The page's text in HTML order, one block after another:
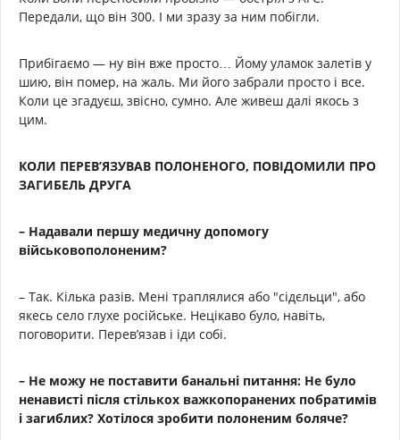
Передали, що він 300. І ми зразу за ним побігли.
Прибігаємо — ну він вже просто… Йому уламок залетів у
шию, він помер, на жаль. Ми його забрали просто і все.
Коли це згадуєш, звісно, сумно. Але живеш далі якось з
цим.
КОЛИ ПЕРЕВ’ЯЗУВАВ ПОЛОНЕНОГО, ПОВІДОМИЛИ ПРО
ЗАГИБЕЛЬ ДРУГА
– Надавали першу медичну допомогу
військовополоненим?
– Так. Кілька разів. Мені траплялися або "сідєльци", або
якесь село глухе російське. Нецікаво було, навіть,
поговорити. Перев’язав і іди собі.
– Не можу не поставити банальні питання: Не було
ненависті після стількох важкопоранених побратимів
і загиблих? Хотілося зробити полоненим боляче?